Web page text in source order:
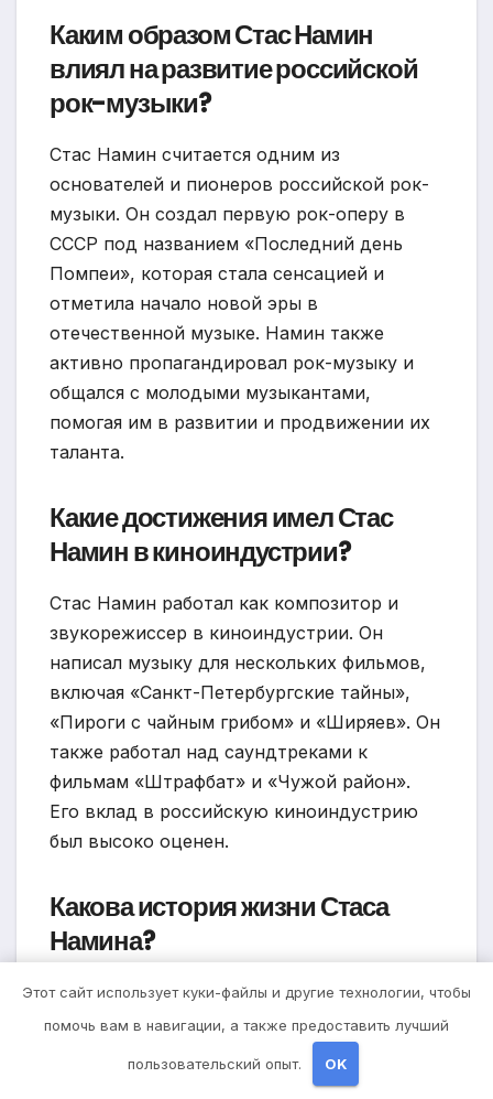
Каким образом Стас Намин
влиял на развитие российской
рок-музыки?
Стас Намин считается одним из
основателей и пионеров российской рок-
музыки. Он создал первую рок-оперу в
СССР под названием «Последний день
Помпеи», которая стала сенсацией и
отметила начало новой эры в
отечественной музыке. Намин также
активно пропагандировал рок-музыку и
общался с молодыми музыкантами,
помогая им в развитии и продвижении их
таланта.
Какие достижения имел Стас
Намин в киноиндустрии?
Стас Намин работал как композитор и
звукорежиссер в киноиндустрии. Он
написал музыку для нескольких фильмов,
включая «Санкт-Петербургские тайны»,
«Пироги с чайным грибом» и «Ширяев». Он
также работал над саундтреками к
фильмам «Штрафбат» и «Чужой район».
Его вклад в российскую киноиндустрию
был высоко оценен.
Какова история жизни Стаса
Намина?
Стас Намин родился 22 июня 1951 года в
Москве. Он вырос в музыкальной семье,
его отец был дирижером, а мать – оперной
певицей. С детства он увлекался музыкой
Этот сайт использует куки-файлы и другие технологии, чтобы
помочь вам в навигации, а также предоставить лучший
пользовательский опыт. OK